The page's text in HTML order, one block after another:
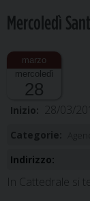
Mercoledì
mercoledì
28
Inizio: 28/03/
Categorie:
Indirizzo:
In Cattedrale si